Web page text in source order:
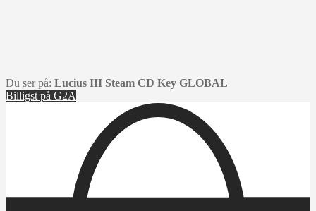
Du ser på: Lucius III Steam CD Key GLOBAL
Billigst på G2A